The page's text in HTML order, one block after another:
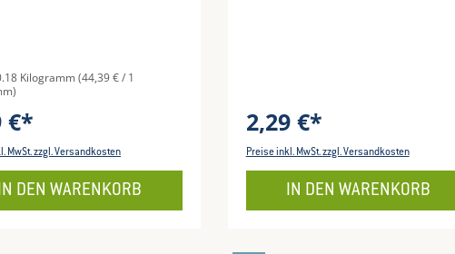
Kilogramm(44,39 € / 1
€*
MwSt. zzgl. Versandkosten
DEN WARENKORB
2,29 €*
Preise inkl. MwSt. zzgl. Versandkosten
IN DEN WARENKORB